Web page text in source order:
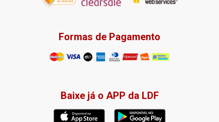
Formas de Pagamento
Baixe já o APP da LDF